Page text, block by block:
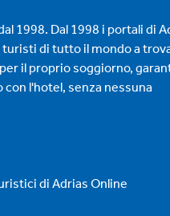
1998. Dal 1998 i portali di
turisti di tutto il mondo a
il proprio soggiorno,
l'hotel, senza nessuna
di Adrias Online